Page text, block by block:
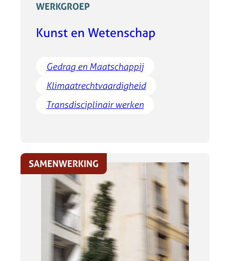
WERKGROEP
Kunst en Wetenschap
Gedrag en Maatschappij
Klimaatrechtvaardigheid
Transdisciplinair werken
SAMENWERKING